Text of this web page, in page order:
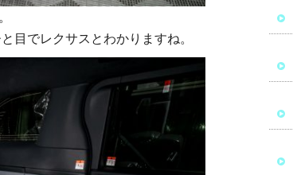
目でレクサスとわかりますね。